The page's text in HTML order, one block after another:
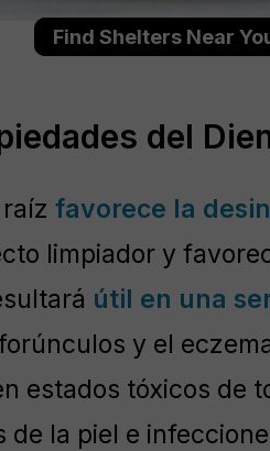
Find Shelters Near
del
favorece la
limpiador y
útil en una
y el
estados tóxicos de
de la piel e